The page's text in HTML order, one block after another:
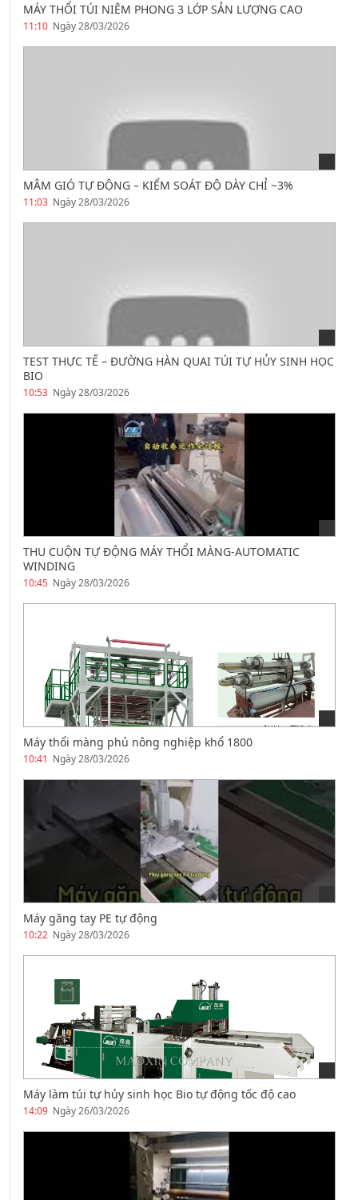
MÁY THỔI TÚI NIÊM PHONG 3 LỚP SẢN LƯỢNG CAO
11:10 Ngày 28/03/2026
MÂM GIÓ TỰ ĐỘNG – KIỂM SOÁT ĐỘ DÀY CHỈ ~3%
11:03 Ngày 28/03/2026
TEST THỰC TẾ – ĐƯỜNG HÀN QUAI TÚI TỰ HỦY SINH HỌC
BIO
10:53 Ngày 28/03/2026
THU CUỘN TỰ ĐỘNG MÁY THỔI MÀNG-AUTOMATIC
WINDING
10:45 Ngày 28/03/2026
Máy thổi màng phủ nông nghiệp khổ 1800
10:41 Ngày 28/03/2026
Máy găng tay PE tự động
10:22 Ngày 28/03/2026
Máy làm túi tự hủy sinh học Bio tự động tốc độ cao
14:09 Ngày 26/03/2026